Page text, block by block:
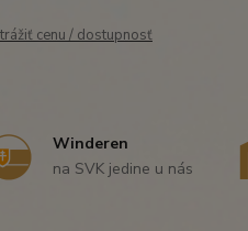
cenu / dostupnosť
Winderen
na SVK jedine u nás